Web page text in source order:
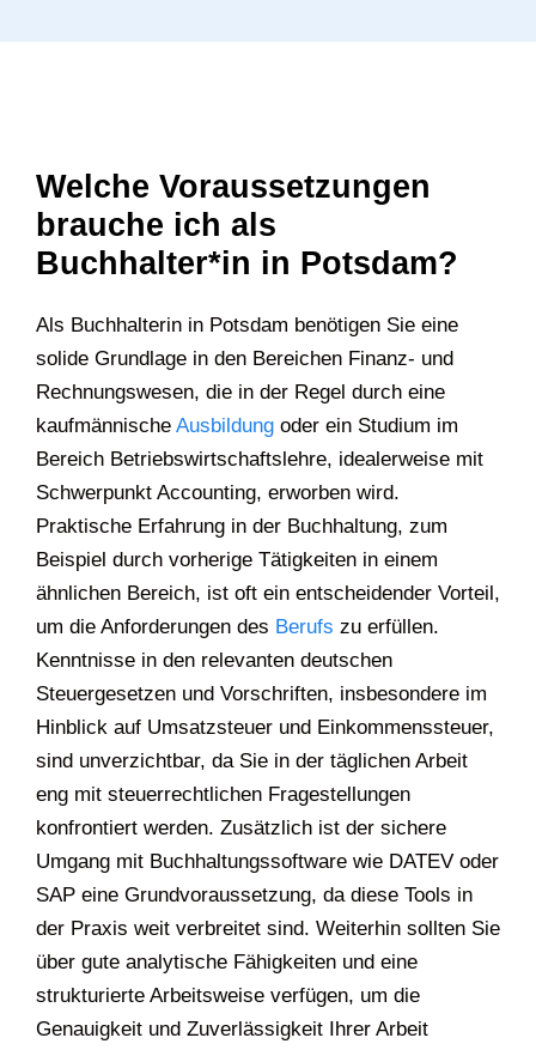
Welche Voraussetzungen
brauche ich als
Buchhalter*in in Potsdam?
Als Buchhalterin in Potsdam benötigen Sie eine
solide Grundlage in den Bereichen Finanz- und
Rechnungswesen, die in der Regel durch eine
kaufmännische Ausbildung oder ein Studium im
Bereich Betriebswirtschaftslehre, idealerweise mit
Schwerpunkt Accounting, erworben wird.
Praktische Erfahrung in der Buchhaltung, zum
Beispiel durch vorherige Tätigkeiten in einem
ähnlichen Bereich, ist oft ein entscheidender Vorteil,
um die Anforderungen des Berufs zu erfüllen.
Kenntnisse in den relevanten deutschen
Steuergesetzen und Vorschriften, insbesondere im
Hinblick auf Umsatzsteuer und Einkommenssteuer,
sind unverzichtbar, da Sie in der täglichen Arbeit
eng mit steuerrechtlichen Fragestellungen
konfrontiert werden. Zusätzlich ist der sichere
Umgang mit Buchhaltungssoftware wie DATEV oder
SAP eine Grundvoraussetzung, da diese Tools in
der Praxis weit verbreitet sind. Weiterhin sollten Sie
über gute analytische Fähigkeiten und eine
strukturierte Arbeitsweise verfügen, um die
Genauigkeit und Zuverlässigkeit Ihrer Arbeit